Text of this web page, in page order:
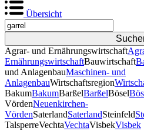
Übersicht
Agrar- und Ernährungswirtschaft
ErnährungswirtschaftBauwirtschaft
und AnlagenbauMaschinen- und
AnlagenbauWirtschaftsregion
BakumBakumBarßelBarßelBösel
VördenNeuenkirchen-
VördenSaterlandSaterlandSteinfeld
TalsperreVechtaVechtaVisbekVisbek